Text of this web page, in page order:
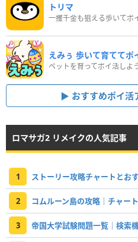
トリマ
一攫千金も狙える歩いてポ
えみぅ 歩いて育ててポ
おすすめポイ活
ロマサガ2 リメイクの人気記事
1 ストーリー攻略チャートとお
2 コムルーン島の攻略｜チャー
3 帝国大学試験問題一覧｜検索